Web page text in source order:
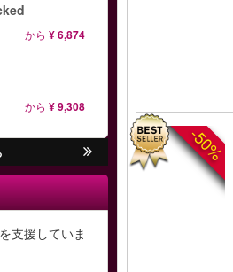
から ¥ 6,874
から ¥ 9,308
支援していま
-50%